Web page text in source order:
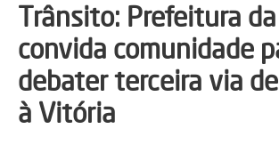
Trânsito: Prefeitura
convida comunidade
debater terceira via
à Vitória